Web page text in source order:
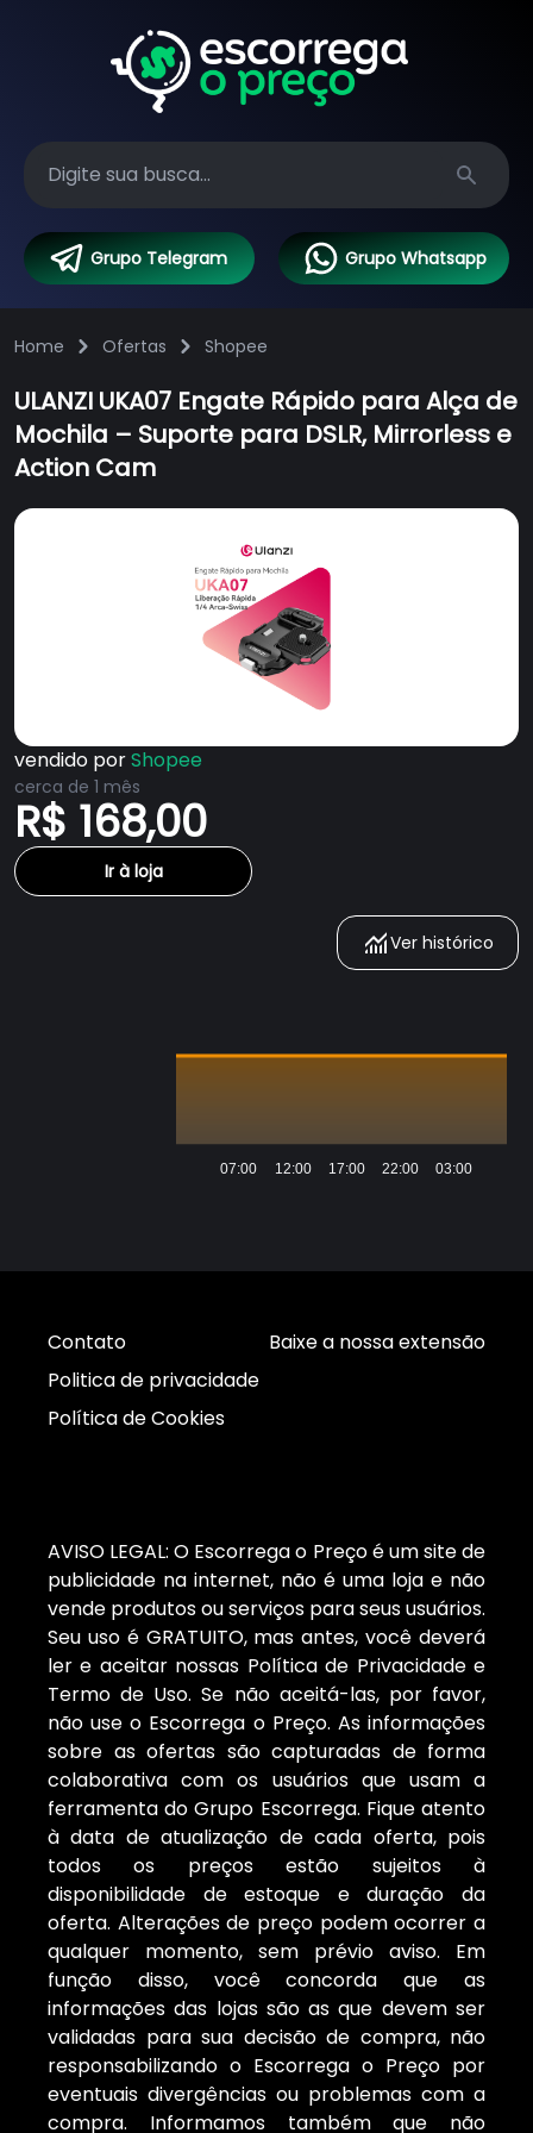
Search
Grupo Telegram Grupo Whatsapp
Home Ofertas Shopee
ULANZI UKA07 Engate Rápido para Alça de
Mochila – Suporte para DSLR, Mirrorless e
Action Cam
vendido porShopee
cerca de 1 mês
R$ 168,00
Ir à loja
Ver histórico
07:00 12:00 17:00 22:00 03:00
Contato
Politica de privacidade
Política de Cookies
Baixe a nossa extensão
AVISO LEGAL: O Escorrega o Preço é um site de
publicidade na internet, não é uma loja e não
vende produtos ou serviços para seus usuários.
Seu uso é GRATUITO, mas antes, você deverá
ler e aceitar nossas Política de Privacidade e
Termo de Uso. Se não aceitá-las, por favor,
não use o Escorrega o Preço. As informações
sobre as ofertas são capturadas de forma
colaborativa com os usuários que usam a
ferramenta do Grupo Escorrega. Fique atento
à data de atualização de cada oferta, pois
todos os preços estão sujeitos à
disponibilidade de estoque e duração da
oferta. Alterações de preço podem ocorrer a
qualquer momento, sem prévio aviso. Em
função disso, você concorda que as
informações das lojas são as que devem ser
validadas para sua decisão de compra, não
responsabilizando o Escorrega o Preço por
eventuais divergências ou problemas com a
compra. Informamos também que não